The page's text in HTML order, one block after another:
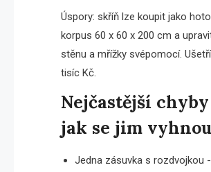
Úspory: skříň lze koupit jako
korpus 60 x 60 x 200 cm a
stěnu a mřížky svépomocí.
tisíc Kč.
Nejčastější
jak se jim
Jedna zásuvka s rozdvojkou